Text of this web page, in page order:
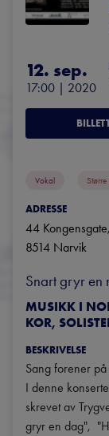
12. sep.
17:00 | 2020
Vokal Større
ADRESSE
44 Kongensgate,
8514 Narvik
Snart gryr en
MUSIKK I
KOR,
BESKRIVELSE
Sang forener
I denne
skrevet av
gryr en dag",